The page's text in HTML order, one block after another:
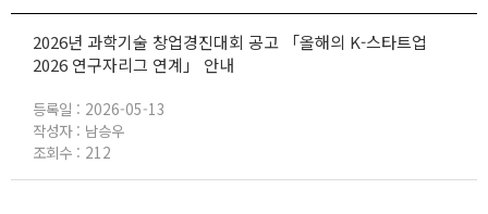
열기
2026년 과학기술 창업경진대회 공고 「올해의 K-스타트업
2026 연구자리그 연계」 안내
등록일 : 2026-05-13
작성자 : 남승우
조회수 : 212